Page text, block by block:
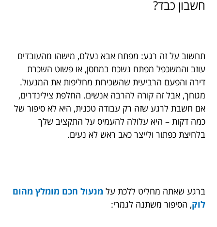
חשבון כבד?
תחשוב על זה רגע: מפתח אבא נעלם, מישהו מהעובדים
עוזב והמשכפל מפתח נשכח במחסן, או פשוט השכרת
דירה והפעם הרביעית שהשכירות מחליפות את המנעול.
מגוחך, אבל זה קורה להרבה אנשים. החלפת צילינדרים,
אם חשבת לרגע שזה רק עבודה טכנית, היא לא סיפור של
כמה דקות – היא עלולה להעמיס על התקציב שלך
בלחיצת כפתור ולייצר כאב ראש לא נעים.
ברגע שאתה מחליט ללכת על מנעול חכם מומלץ מהום
לוק, הסיפור משתנה לגמרי: